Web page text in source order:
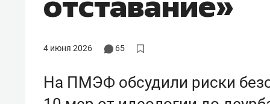
4 июня 2026 65
На ПМЭФ обсудили риски